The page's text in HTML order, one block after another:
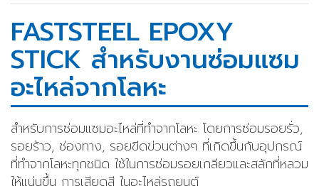
FASTSTEEL EPOXY
STICK สำหรับงานซ่อมแซม
อะไหล่จากโลหะ
สำหรับการซ่อมแซมอะไหล่ที่ทำจากโลหะ โดยการซ่อมรอยรั่ว,
รอยร้าว, ช่องทาง, รอยขีดข่วนต่างๆ ที่เกิดขึ้นกับอุปกรณ์
ที่ทำจากโลหะทุกชนิด ใช้ในการซ่อมรอยเกลียวและสลักที่หลวม
ให้แน่นขึ้น การเสียดสี ในอะไหล่รถยนต์